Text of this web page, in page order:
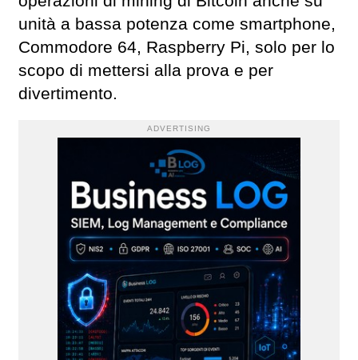
unità a bassa potenza come smartphone,
Commodore 64, Raspberry Pi, solo per lo
scopo di mettersi alla prova e per
divertimento.
ADVERTISING